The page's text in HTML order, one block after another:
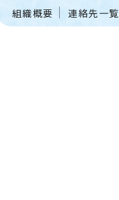
組織概要 連絡先一覧